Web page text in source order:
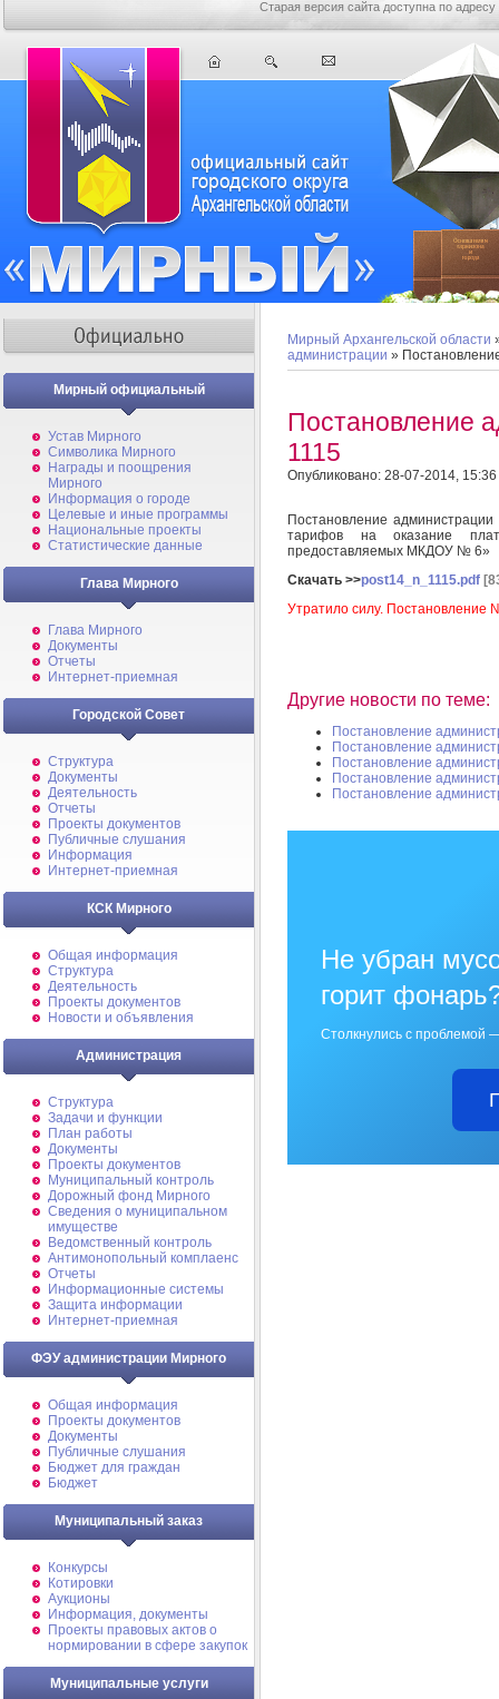
Старая версия сайта доступна по адресу
Мирный официальный
Устав Мирного
Символика Мирного
Награды и поощрения
Мирного
Информация о городе
Целевые и иные программы
Национальные проекты
Статистические данные
Глава Мирного
Глава Мирного
Документы
Отчеты
Интернет-приемная
Городской Совет
Структура
Документы
Деятельность
Отчеты
Проекты документов
Публичные слушания
Информация
Интернет-приемная
КСК Мирного
Общая информация
Структура
Деятельность
Проекты документов
Новости и объявления
Администрация
Структура
Задачи и функции
План работы
Документы
Проекты документов
Муниципальный контроль
Дорожный фонд Мирного
Cведения о муниципальном
имуществе
Ведомственный контроль
Антимонопольный комплаенс
Отчеты
Информационные системы
Защита информации
Интернет-приемная
ФЭУ администрации Мирного
Общая информация
Проекты документов
Документы
Публичные слушания
Бюджет для граждан
Бюджет
Муниципальный заказ
Конкурсы
Котировки
Аукционы
Информация, документы
Проекты правовых актов о
нормировании в сфере закупок
Муниципальные услуги
Мирный Архангельской области
администрации »
Постановление
1115
Опубликовано: 28-07-2014, 15:36
Постановление
тарифов на оказание
предоставляемых МКДОУ № 6»
Скачать >>post14_n_1115.pdf
Утратило силу. Постановление
Другие новости по теме:
Постановление
Постановление
Постановление
Постановление
Постановление
Не убран
горит
Столкнулись с проблемой